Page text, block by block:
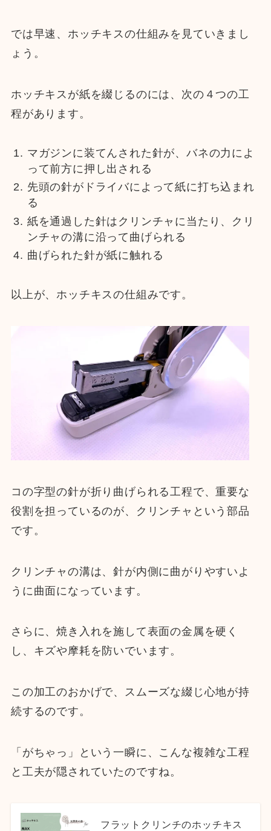
では早速、ホッチキスの仕組みを見ていきまし
ょう。
ホッチキスが紙を綴じるのには、次の４つの工
程があります。
マガジンに装てんされた針が、バネの力によ
って前方に押し出される
先頭の針がドライバによって紙に打ち込まれ
る
紙を通過した針はクリンチャに当たり、クリ
ンチャの溝に沿って曲げられる
曲げられた針が紙に触れる
以上が、ホッチキスの仕組みです。
コの字型の針が折り曲げられる工程で、重要な
役割を担っているのが、クリンチャという部品
です。
クリンチャの溝は、針が内側に曲がりやすいよ
うに曲面になっています。
さらに、焼き入れを施して表面の金属を硬く
し、キズや摩耗を防いでいます。
この加工のおかげで、スムーズな綴じ心地が持
続するのです。
「がちゃっ」という一瞬に、こんな複雑な工程
と工夫が隠されていたのですね。
フラットクリンチのホッチキス